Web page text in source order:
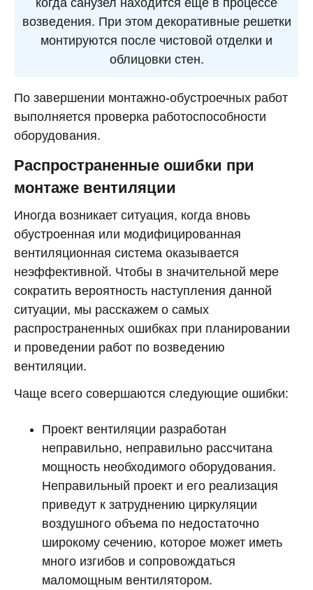
когда санузел находится еще в процессе
возведения. При этом декоративные решетки
монтируются после чистовой отделки и
облицовки стен.
По завершении монтажно-обустроечных работ
выполняется проверка работоспособности
оборудования.
Распространенные ошибки при
монтаже вентиляции
Иногда возникает ситуация, когда вновь
обустроенная или модифицированная
вентиляционная система оказывается
неэффективной. Чтобы в значительной мере
сократить вероятность наступления данной
ситуации, мы расскажем о самых
распространенных ошибках при планировании
и проведении работ по возведению
вентиляции.
Чаще всего совершаются следующие ошибки:
Проект вентиляции разработан
неправильно, неправильно рассчитана
мощность необходимого оборудования.
Неправильный проект и его реализация
приведут к затруднению циркуляции
воздушного объема по недостаточно
широкому сечению, которое может иметь
много изгибов и сопровождаться
маломощным вентилятором.